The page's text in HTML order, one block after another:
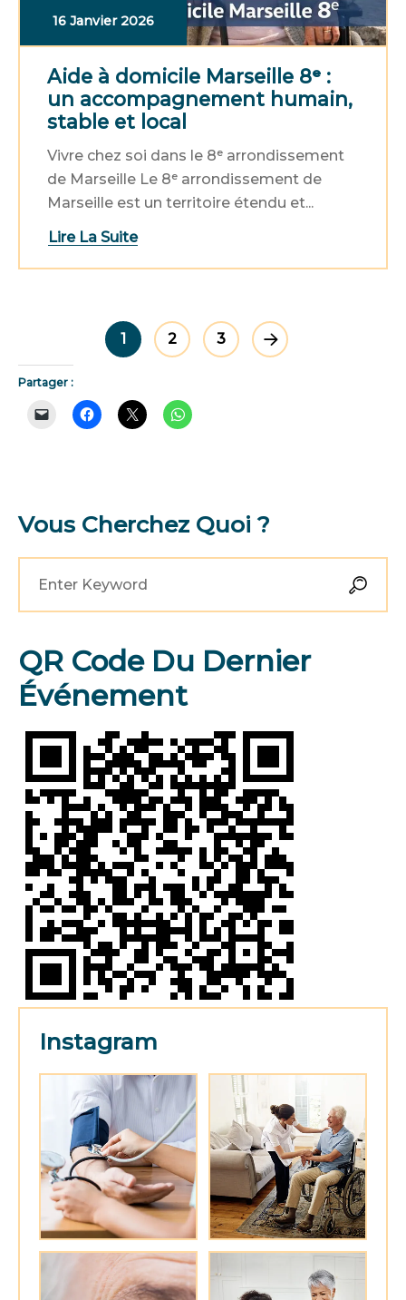
Aide à domicile Marseille 8ᵉ :
un accompagnement humain,
stable et local
Vivre chez soi dans le 8ᵉ arrondissement
de Marseille Le 8ᵉ arrondissement de
Marseille est un territoire étendu et...
Lire La Suite
16 Janvier 2026
1 2 3
Partager :
Vous Cherchez Quoi ?
QR Code Du Dernier
Événement
Instagram